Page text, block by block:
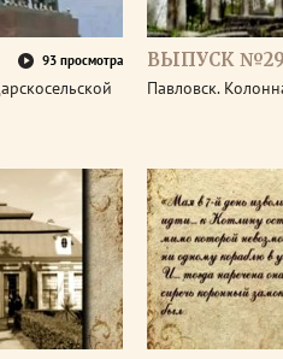
93 просмотра ВЫПУСК
Павловск.